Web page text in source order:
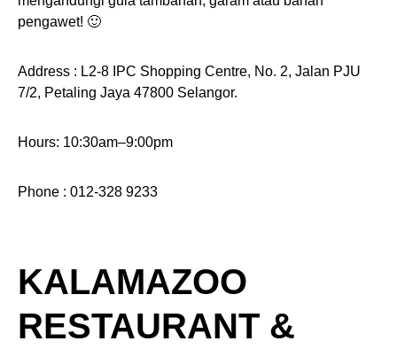
pengawet! 🙂
Address : L2-8 IPC Shopping Centre, No. 2, Jalan PJU
7/2, Petaling Jaya 47800 Selangor.
Hours: 10:30am–9:00pm
Phone : 012-328 9233
KALAMAZOO
RESTAURANT &